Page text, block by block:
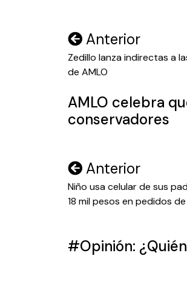
Navegación
de
Anterior
Zedillo lanza indirectas a
de AMLO
AMLO celebra
conservadores
Navegación
de
entradas
Anterior
Niño usa celular de sus
18 mil pesos en pedidos
#Opinión: